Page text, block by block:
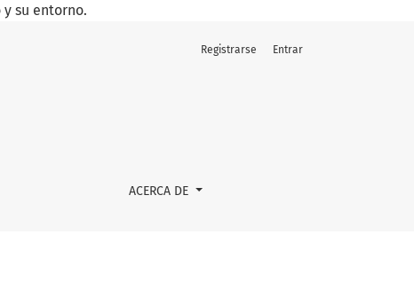
su entorno.
ACERCA DE
Registrarse Entrar